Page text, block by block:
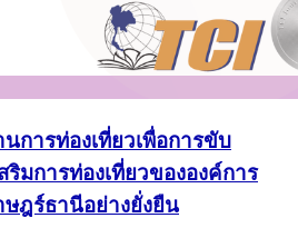
ารท่องเที่ยวเพื่อการขับ
ริมการท่องเที่ยวขององค์การ
ฎร์ธานีอย่างยั่งยืน